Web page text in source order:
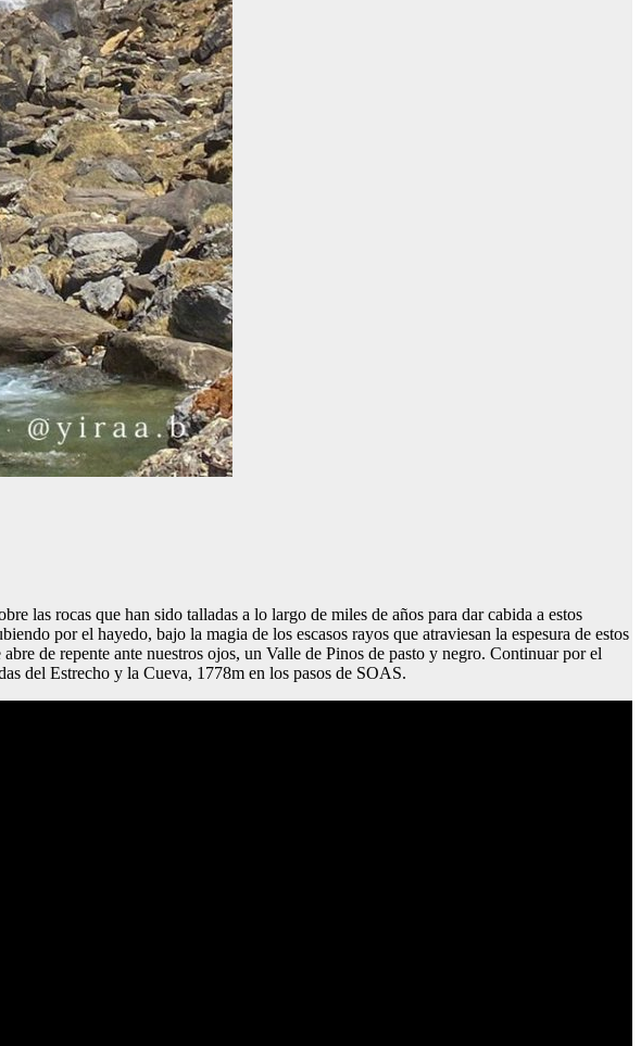
las rocas que han sido talladas a lo largo de miles de años para dar cabida a estos
por el hayedo, bajo la magia de los escasos rayos que atraviesan la espesura de estos
de repente ante nuestros ojos, un Valle de Pinos de pasto y negro. Continuar por el
del Estrecho y la Cueva, 1778m en los pasos de SOAS.